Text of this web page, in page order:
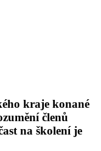
kraje konané
členů
na školení je